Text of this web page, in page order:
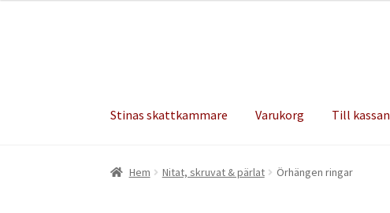
Stinas skattkammare Varukorg Till kassan
Hem Nitat, skruvat & pärlat Örhängen ringar